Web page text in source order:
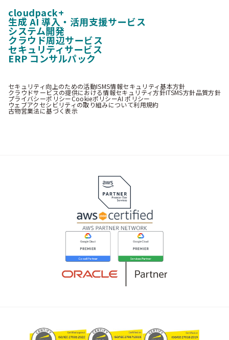
cloudpack+
生成 AI 導入・活用支援サービス
システム開発
クラウド周辺サービス
セキュリティサービス
ERP コンサルパック
セキュリティ向上のための活動ISMS情報セキュリティ基本方針
クラウドサービスの提供における情報セキュリティ方針ITSMS方針品質方針
プライバシーポリシーCookieポリシーAI ポリシー
ウェブアクセシビリティの取り組みについて利用規約
古物営業法に基づく表示